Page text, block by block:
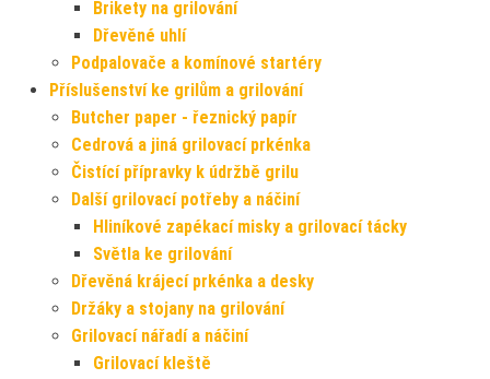
Brikety na grilování
Dřevěné uhlí
Podpalovače a komínové startéry
Příslušenství ke grilům a grilování
Butcher paper - řeznický papír
Cedrová a jiná grilovací prkénka
Čistící přípravky k údržbě grilu
Další grilovací potřeby a náčiní
Hliníkové zapékací misky a grilovací tácky
Světla ke grilování
Dřevěná krájecí prkénka a desky
Držáky a stojany na grilování
Grilovací nářadí a náčiní
Grilovací kleště